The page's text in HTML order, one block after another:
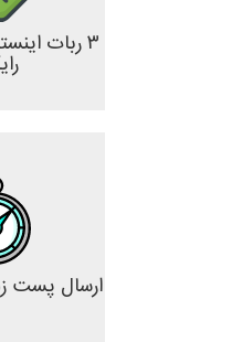
۳ ربات
ارسال پست